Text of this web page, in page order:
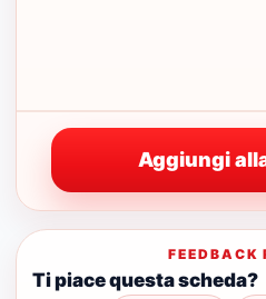
Aggiungi
FEEDBACK
Ti piace questa scheda?